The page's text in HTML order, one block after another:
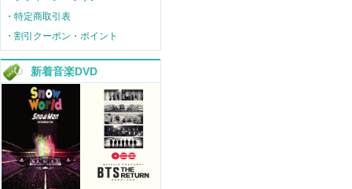
・特定商取引表
・割引クーポン・ポイント
新着音楽DVD